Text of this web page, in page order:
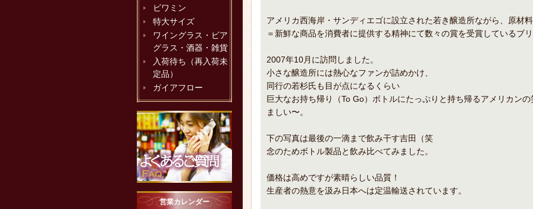
ビワミン
特大サイズ
ワイングラス・ビア
グラス・酒器・雑貨
入荷待ち（再入荷未
定品）
ガイアフロー
営業カレンダー
アメリカ西海岸・サンディエゴに設立された若き醸造所ながら、原材
＝新鮮な商品を消費者に提供する精神にて数々の賞を受賞しているブ
2007年10月に訪問しました。
小さな醸造所には熱心なファンが詰めかけ、
同行の若杉氏も目が点になるくらい
巨大なお持ち帰り（To Go）ボトルにたっぷりと持ち帰るアメリカン
ましい〜。
下の写真は最後の一滴まで飲み干す吉田（笑
念のためボトル製品と飲み比べてみました。
価格は高めですが素晴らしい品質！
生産者の熱意を汲み日本へは定温輸送されています。